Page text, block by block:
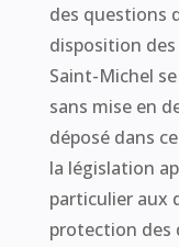
des questions
disposition
Saint-Michel
sans mise en
déposé dans
la législation
particulier aux
protection des